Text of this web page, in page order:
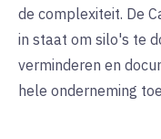
de complexiteit. De
in staat om silo's te
verminderen en
hele onderneming